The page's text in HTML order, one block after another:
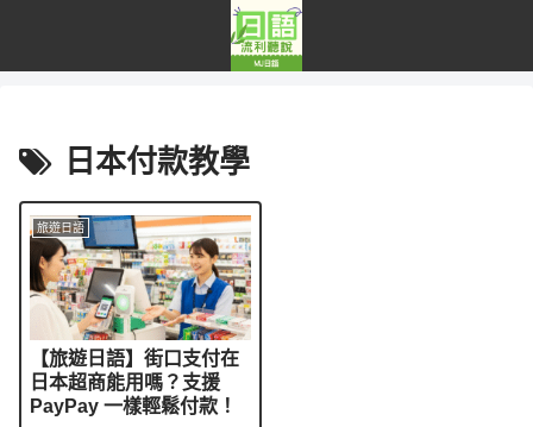
日本付款教學
旅遊日語
【旅遊日語】街口支付在
日本超商能用嗎？支援
PayPay 一樣輕鬆付款！